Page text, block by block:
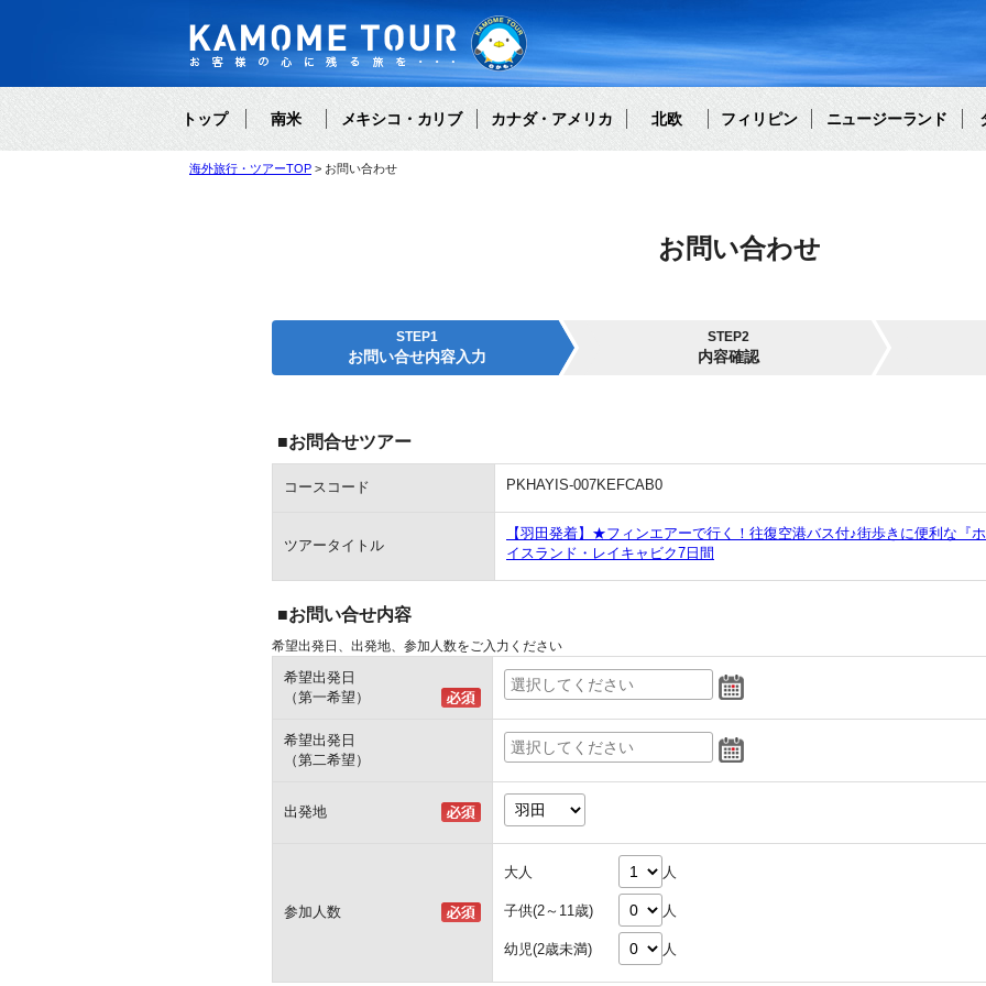
トップ 南米 メキシコ・カリブ カナダ・アメリカ 北欧 フィリピン ニュージーランド
海外旅行・ツアーTOP お問い合わせ
お問い合わせ
STEP1
お問い合せ内容入力
STEP2
内容確認
■お問合せツアー
コースコード PKHAYIS-007KEFCAB0
ツアータイトル
【羽田発着】★フィンエアーで行く！往復空港バス付♪街歩きに便利な『
イスランド・レイキャビク7日間
■お問い合せ内容
希望出発日、出発地、参加人数をご入力ください
希望出発日
（第一希望）
希望出発日
（第二希望）
出発地
参加人数
大人 人
子供(2～11歳) 人
幼児(2歳未満) 人